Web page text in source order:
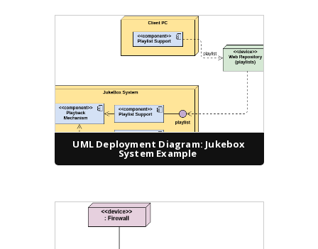
UML Deployment Diagram: Jukebox
System Example